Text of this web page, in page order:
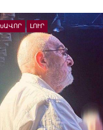
ԼՈՒՐ